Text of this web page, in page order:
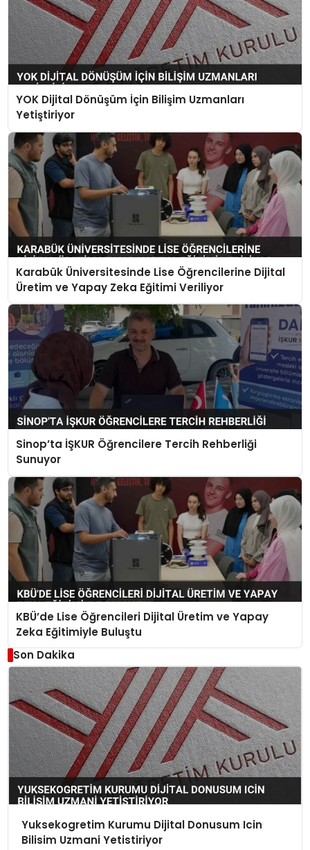
YOK Dijital Dönüşüm İçin Bilişim Uzmanları
Yetiştiriyor
Karabük Üniversitesinde Lise Öğrencilerine Dijital
Üretim ve Yapay Zeka Eğitimi Veriliyor
Sinop’ta İŞKUR Öğrencilere Tercih Rehberliği
Sunuyor
KBÜ’de Lise Öğrencileri Dijital Üretim ve Yapay
Zeka Eğitimiyle Buluştu
Son Dakika
Yuksekogretim Kurumu Dijital Donusum Icin
Bilisim Uzmani Yetistiriyor